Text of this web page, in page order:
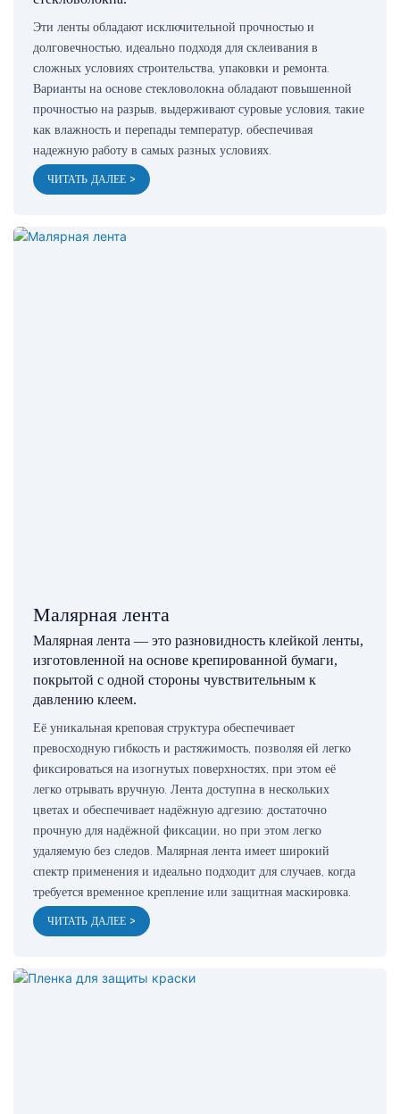
Эти ленты обладают исключительной прочностью и
долговечностью, идеально подходя для склеивания в
сложных условиях строительства, упаковки и ремонта.
Варианты на основе стекловолокна обладают повышенной
прочностью на разрыв, выдерживают суровые условия, такие
как влажность и перепады температур, обеспечивая
надежную работу в самых разных условиях.
ЧИТАТЬ ДАЛЕЕ >
Малярная лента
Малярная лента — это разновидность клейкой ленты,
изготовленной на основе крепированной бумаги,
покрытой с одной стороны чувствительным к
давлению клеем.
Её уникальная креповая структура обеспечивает
превосходную гибкость и растяжимость, позволяя ей легко
фиксироваться на изогнутых поверхностях, при этом её
легко отрывать вручную. Лента доступна в нескольких
цветах и ​​обеспечивает надёжную адгезию: достаточно
прочную для надёжной фиксации, но при этом легко
удаляемую без следов. Малярная лента имеет широкий
спектр применения и идеально подходит для случаев, когда
требуется временное крепление или защитная маскировка.
ЧИТАТЬ ДАЛЕЕ >